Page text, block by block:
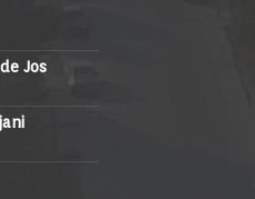
Jos